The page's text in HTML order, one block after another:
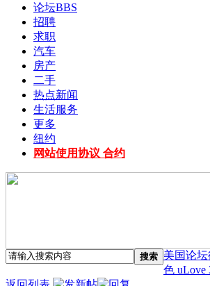
论坛BBS
招聘
求职
汽车
房产
二手
热点新闻
生活服务
更多
纽约
网站使用协议 合约
搜索 美国论
色 uLove